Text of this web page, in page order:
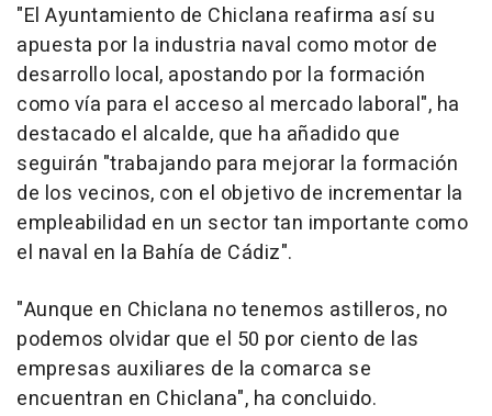
"El Ayuntamiento de Chiclana reafirma así su
apuesta por la industria naval como motor de
desarrollo local, apostando por la formación
como vía para el acceso al mercado laboral", ha
destacado el alcalde, que ha añadido que
seguirán "trabajando para mejorar la formación
de los vecinos, con el objetivo de incrementar la
empleabilidad en un sector tan importante como
el naval en la Bahía de Cádiz".
"Aunque en Chiclana no tenemos astilleros, no
podemos olvidar que el 50 por ciento de las
empresas auxiliares de la comarca se
encuentran en Chiclana", ha concluido.